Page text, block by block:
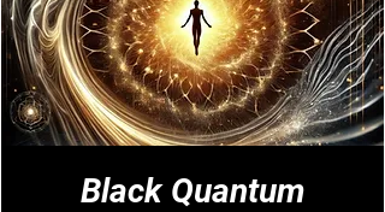
Black Quantum